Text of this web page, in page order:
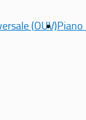
(OUV)